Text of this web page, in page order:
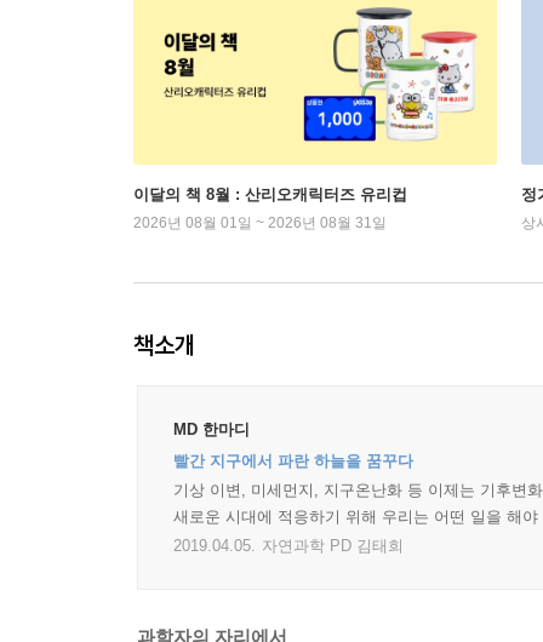
이달의 책 8월 : 산리오캐릭터즈 유리컵
2026년 08월 01일 ~ 2026년 08월 31일
정
상
책소개
MD 한마디
빨간 지구에서 파란 하늘을 꿈꾸다
기상 이변, 미세먼지, 지구온난화 등 이제는 기후변
새로운 시대에 적응하기 위해 우리는 어떤 일을 해
2019.04.05. 자연과학 PD 김태희
과학자의 자리에서